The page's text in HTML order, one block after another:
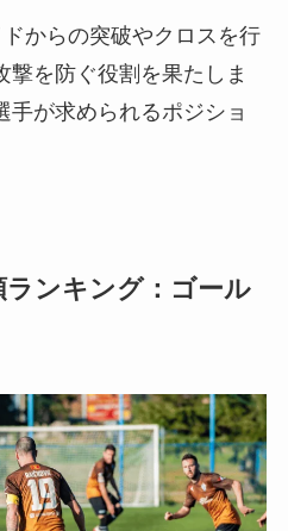
からの突破やクロスを行
撃を防ぐ役割を果たしま
手が求められるポジショ
ンキング：ゴール